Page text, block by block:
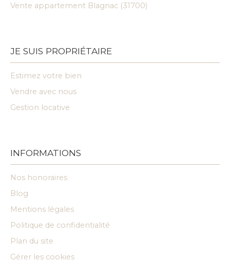
Vente appartement Blagnac (31700)
JE SUIS PROPRIÉTAIRE
Estimez votre bien
Vendre avec nous
Gestion locative
INFORMATIONS
Nos honoraires
Blog
Mentions légales
Politique de confidentialité
Plan du site
Gérer les cookies